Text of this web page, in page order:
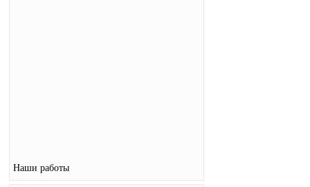
Наши работы